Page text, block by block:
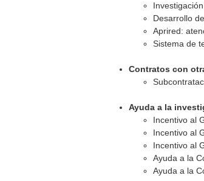
Desarrollo
Aprired:
Sistema de
Contratos con
Ayuda a la
Incentivo al
Incentivo al
Incentivo al
Ayuda a la
Ayuda a la